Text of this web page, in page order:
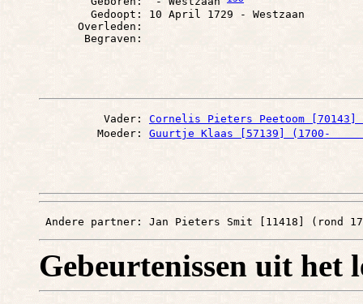
        Gedoopt: 10 April 1729 - Westzaan
      Overleden:
          Vader:
Cornelis Pieters Peetoom [70143]
         Moeder:
Guurtje Klaas [57139] (1700-
Andere partner: Jan Pieters Smit [11418] (rond
Gebeurtenissen uit het